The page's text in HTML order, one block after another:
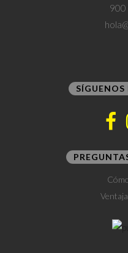
900
SÍGUENOS